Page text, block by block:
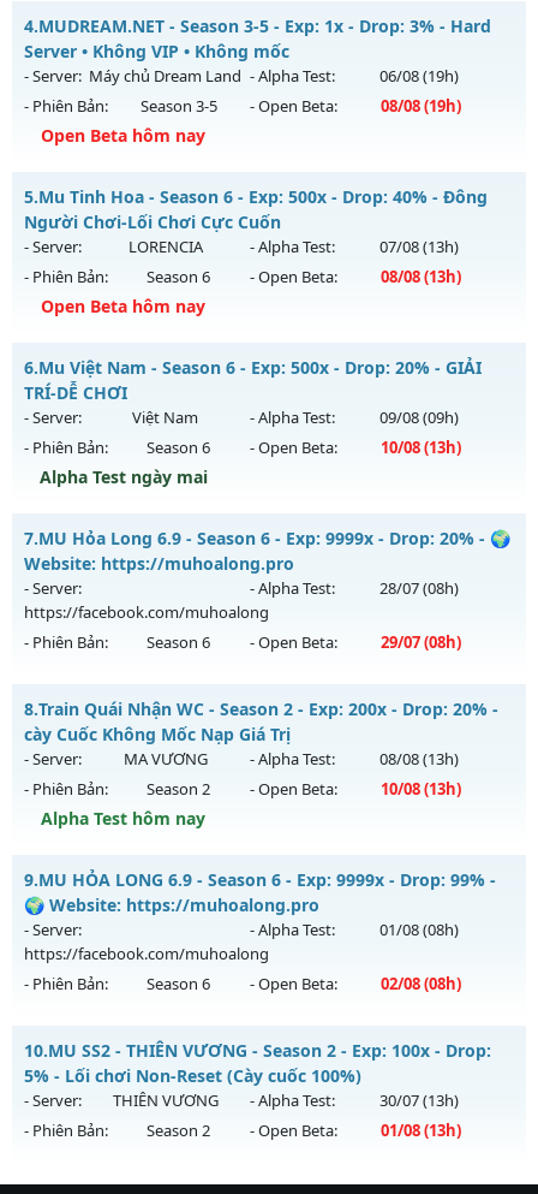
Thể loại: Mu Nguyên bản Webzen
Antihack: ICM
⭐⭐⭐⭐⭐MU-PKZ Season 6 - Không mốc nạp - 30 dòng
EXL mới
Mu mới ra tháng 07 2026 - Mở máy chủ
MU-PKZvào 19h
ngày 31/07/2626
Exp: 2000x - Drop: 200%
Thể loại: Mu Nguyên bản Webzen
Antihack: SuperAnti
4.MUDREAM.NET - Season 3-5 - Exp: 1x - Drop: 3% - Hard
Server • Không VIP • Không mốc
- Server: Máy chủ Dream Land - Alpha Test: 06/08(19h)
- Phiên Bản:
Season 3-5 - Open Beta: 08/08(19h)
Open Beta hôm nay
MUDREAM.NET - Hard Server • Không VIP • Không mốc
Mu mới ra tháng 08 2026 - Mở máy chủ
Landvào 19h ngày 08/08/2626
Exp: 1x - Drop: 3%
Kiểu reset: Non Reset
Antihack: Chống Hack/ Dupe 100%
5.Mu Tinh Hoa - Season 6 - Exp: 500x - Drop: 40% - Đông
Người Chơi-Lối Chơi Cực Cuốn
- Server: LORENCIA - Alpha Test: 07/08(13h)
- Phiên Bản:
Season 6 - Open Beta: 08/08(13h)
Open Beta hôm nay
Mu Tinh Hoa - Đông Người Chơi-Lối Chơi Cực Cuốn
Mu mới ra tháng 08 2026 - Mở máy chủ
ngày 08/08/2626
Exp: 500x - Drop: 40%
Kiểu reset: Reset In Game
Antihack: Anti Vip
6.Mu Việt Nam - Season 6 - Exp: 500x - Drop: 20% - GIẢI
TRÍ-DỄ CHƠI
- Server: Việt Nam - Alpha Test: 09/08(09h)
- Phiên Bản:
Season 6 - Open Beta: 10/08(13h)
Alpha Test ngày mai
Mu Việt Nam - GIẢI TRÍ-DỄ CHƠI
Mu mới ra tháng 08 2026 - Mở máy chủ
ngày 10/08/2626
Exp: 500x - Drop: 20%
Antihack: PRO
7.MU Hỏa Long 6.9 - Season 6 - Exp: 9999x - Drop: 20% - 🌍
Website: https://muhoalong.pro
- Server:
https://facebook.com/muhoalong
- Alpha Test: 28/07(08h)
- Phiên Bản: Season 6 - Open Beta: 29/07(08h)
MU Hỏa Long 6.9 - 🌍 Website: https://muhoalong.pro
Mu mới ra tháng 07 2026 - Mở máy chủ
https://facebook.com/muhoalongvào 08h ngày
29/07/2626
Exp: 9999x - Drop: 20%
Thể loại: Mu Nguyên bản Webzen
Antihack: XShield
8.Train Quái Nhận WC - Season 2 - Exp: 200x - Drop: 20% -
cày Cuốc Không Mốc Nạp Giá Trị
- Server: MA VƯƠNG - Alpha Test: 08/08(13h)
- Phiên Bản:
Season 2 - Open Beta: 10/08(13h)
Alpha Test hôm nay
Train Quái Nhận WC - cày Cuốc Không Mốc Nạp Giá Trị
Mu mới ra tháng 08 2026 - Mở máy chủ
13h ngày 10/08/2626
Exp: 200x - Drop: 20%
Thể loại: Mu Nguyên bản Webzen
Antihack: GameGuard
9.MU HỎA LONG 6.9 - Season 6 - Exp: 9999x - Drop: 99% -
🌍 Website: https://muhoalong.pro
- Server:
https://facebook.com/muhoalong
- Alpha Test: 01/08(08h)
- Phiên Bản: Season 6 - Open Beta: 02/08(08h)
MU HỎA LONG 6.9 - 🌍 Website: https://muhoalong.pro
Mu mới ra tháng 08 2026 - Mở máy chủ
https://facebook.com/muhoalongvào 08h ngày
02/08/2626
10.MU SS2 - THIÊN VƯƠNG - Season 2 - Exp: 100x - Drop:
5% - Lối chơi Non-Reset (Cày cuốc 100%)
- Server: THIÊN VƯƠNG - Alpha Test: 30/07(13h)
- Phiên Bản:
Season 2 - Open Beta: 01/08(13h)
MU SS2 - THIÊN VƯƠNG - Lối chơi Non-Reset (Cày cuốc